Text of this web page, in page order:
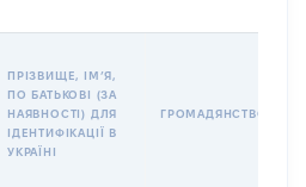
ПРІЗВИЩЕ, ІМʼЯ,
ПО БАТЬКОВІ (ЗА
НАЯВНОСТІ) ДЛЯ
ІДЕНТИФІКАЦІЇ В
УКРАЇНІ
ГРОМАДЯНСТВО